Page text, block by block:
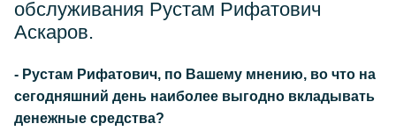
обслуживания Рустам Рифатович
Аскаров.
- Рустам Рифатович, по Вашему мнению, во что на
сегодняшний день наиболее выгодно вкладывать
денежные средства?